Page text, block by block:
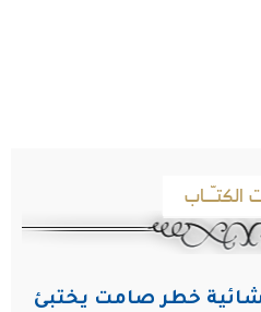
الكتـّـاب
خطر صامت يختبئ